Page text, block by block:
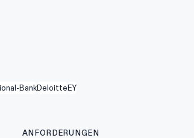
BankDeloitteEY
ANFORDERUNGEN